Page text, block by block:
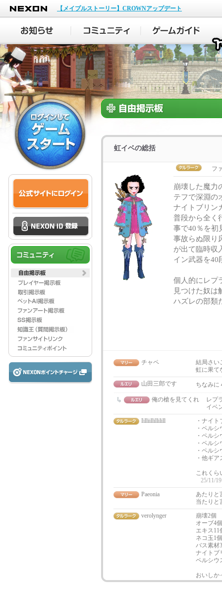
NEXON
【メイプルストーリー】CROWNアップデート
虹イベの総括
フ
崩壊した魔
テフで深淵の
ナイトブリン
普段から全く
事で40％を初
事故らぬ限り
が出て臨時収
イン武器を40
個人的にレプ
見つけた奴は
ハズレの部類
チャペ
結局さい
虹に果て
山田三郎です
ちなみに
俺の槍を見てくれ
レプ
イベ
Iilliillillilill
・ナイ
・ペル
・ペル
・ペル
・ペルシ
・他ギア
これくら
25/11/
Paeonia
あたりと
当たり
verolynger
崩壊2個
オーブ4個
エキス11
ネコ玉1個
バス素材
ナイトブ
ペルシウ
おいしか